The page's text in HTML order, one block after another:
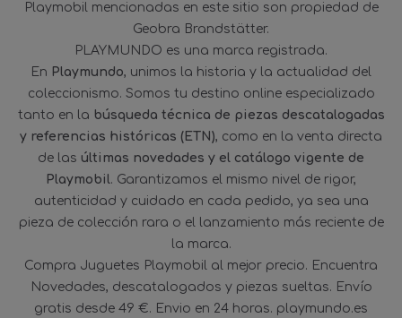
Playmobil mencionadas en este sitio son propiedad de
Geobra Brandstätter.
PLAYMUNDO es una marca registrada.
En Playmundo, unimos la historia y la actualidad del
coleccionismo. Somos tu destino online especializado
tanto en la búsqueda técnica de piezas descatalogadas
y referencias históricas (ETN), como en la venta directa
de las últimas novedades y el catálogo vigente de
Playmobil. Garantizamos el mismo nivel de rigor,
autenticidad y cuidado en cada pedido, ya sea una
pieza de colección rara o el lanzamiento más reciente de
la marca.
Compra Juguetes Playmobil al mejor precio. Encuentra
Novedades, descatalogados y piezas sueltas. Envío
gratis desde 49 €. Envio en 24 horas. playmundo.es